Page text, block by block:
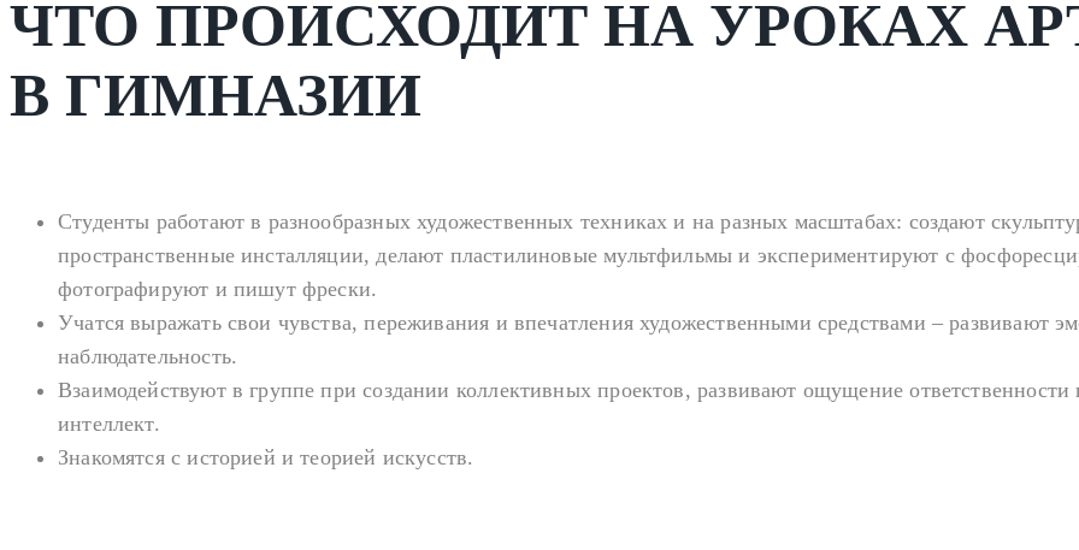
ЧТО ПРОИСХОДИТ НА УРОКАХ
В ГИМНАЗИИ
Студенты работают в разнообразных художественных техниках и на разных масштабах: создают
пространственные инсталляции, делают пластилиновые мультфильмы и экспериментируют с
фотографируют и пишут фрески.
Учатся выражать свои чувства, переживания и впечатления художественными средствами – развивают
наблюдательность.
Взаимодействуют в группе при создании коллективных проектов, развивают ощущение
интеллект.
Знакомятся с историей и теорией искусств.